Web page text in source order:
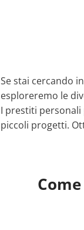
Se stai cercando
esploreremo le
I prestiti
piccoli progetti.